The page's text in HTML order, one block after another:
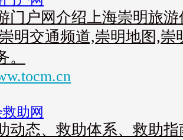
门户网介绍上海崇明旅
明交通频道,崇明地图,崇
。
助网
动态、救助体系、救助